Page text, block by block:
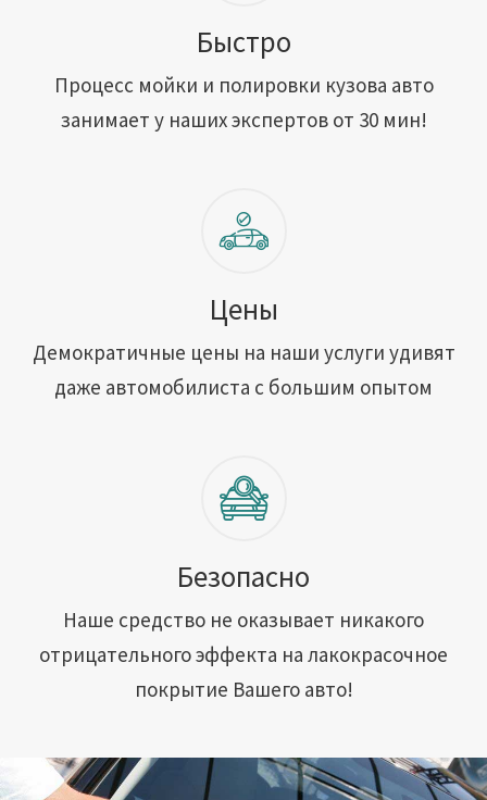
Быстро
Процесс мойки и полировки кузова авто
занимает у наших экспертов от 30 мин!
Цены
Демократичные цены на наши услуги удивят
даже автомобилиста с большим опытом
Безопасно
Наше средство не оказывает никакого
отрицательного эффекта на лакокрасочное
покрытие Вашего авто!